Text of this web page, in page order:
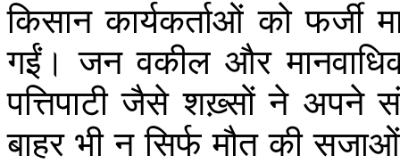
किसान कार्यकर्ताओं को फर्जी
गईं। जन वकील और
पत्तिपाटी जैसे शख़्सों ने अपने
बाहर भी न सिर्फ मौत की सजाओं